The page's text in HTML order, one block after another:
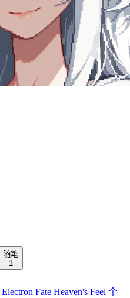
随笔
1
Electron Fate Heaven's Feel 个